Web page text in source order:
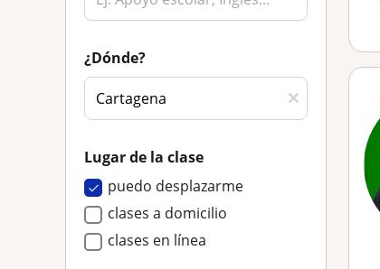
¿Dónde?
Lugar de la clase
puedo desplazarme
clases a domicilio
clases en línea